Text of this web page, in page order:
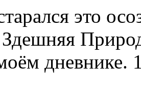
это
дневнике.